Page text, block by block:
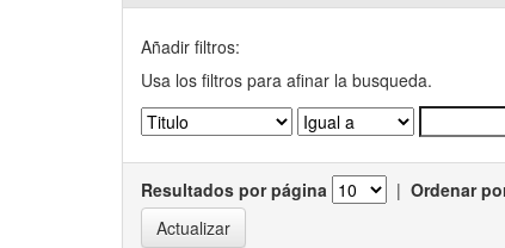
Añadir filtros:
Usa los filtros para afinar la busqueda.
Resultados por página | Ordenar